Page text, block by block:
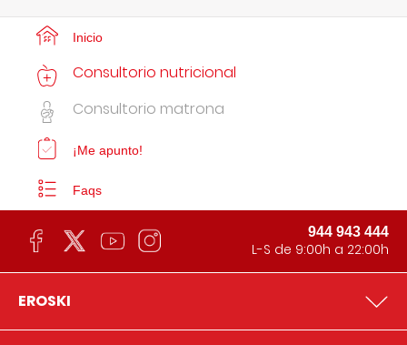
Inicio
Consultorio nutricional
Consultorio matrona
¡Me apunto!
Faqs
944 943 444
L-S de 9:00h a 22:00h
EROSKI